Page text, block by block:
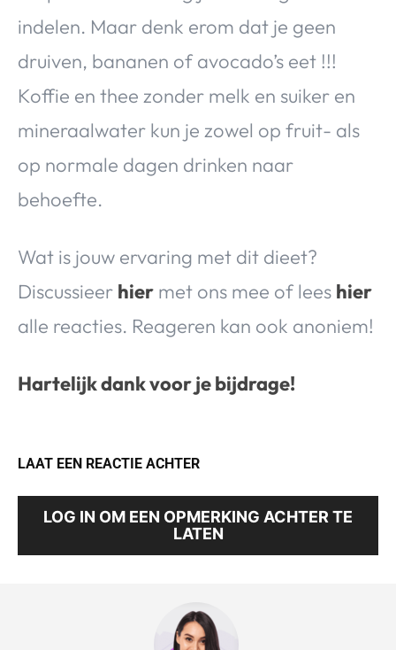
indelen. Maar denk erom dat je geen
druiven, bananen of avocado’s eet !!!
Koffie en thee zonder melk en suiker en
mineraalwater kun je zowel op fruit- als
op normale dagen drinken naar
behoefte.
Wat is jouw ervaring met dit dieet?
Discussieer hier met ons mee of lees hier
alle reacties. Reageren kan ook anoniem!
Hartelijk dank voor je bijdrage!
LAAT EEN REACTIE ACHTER
LOG IN OM EEN OPMERKING ACHTER TE
LATEN